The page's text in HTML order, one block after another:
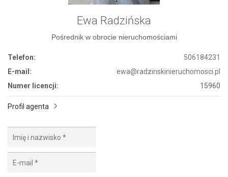
Ewa Radzińska
Pośrednik w obrocie nieruchomościami
Telefon:
506184231
E-mail:
ewa@radzinskinieruchomosci.pl
Numer licencji:
15960
Profil agenta